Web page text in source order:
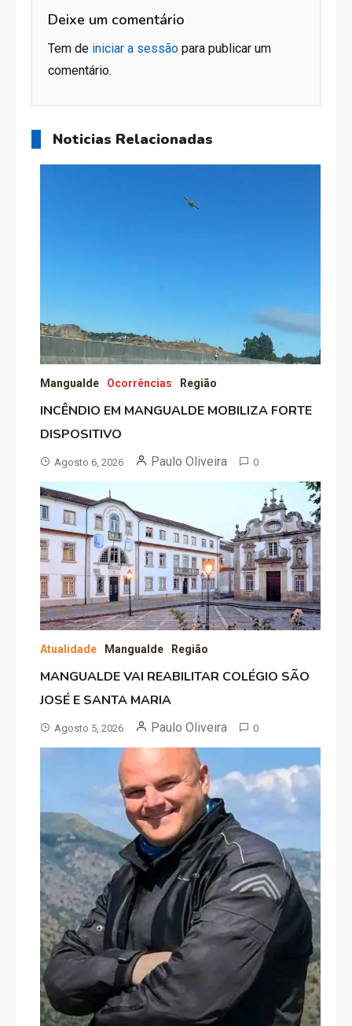
Deixe um comentário
Tem de iniciar a sessão para publicar um
comentário.
Noticias Relacionadas
Mangualde Ocorrências Região
INCÊNDIO EM MANGUALDE MOBILIZA FORTE
DISPOSITIVO
Agosto 6, 2026 Paulo Oliveira 0
Atualidade Mangualde Região
MANGUALDE VAI REABILITAR COLÉGIO SÃO
JOSÉ E SANTA MARIA
Agosto 5, 2026 Paulo Oliveira 0